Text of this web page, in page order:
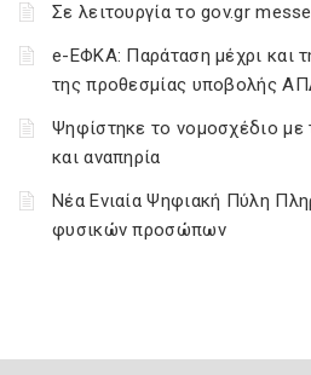
Σε λειτουργία το gov.gr
e-ΕΦΚΑ: Παράταση μέχρι και
της προθεσμίας υποβολής
Ψηφίστηκε το νομοσχέδιο με
και αναπηρία
Νέα Ενιαία Ψηφιακή Πύλη
φυσικών προσώπων